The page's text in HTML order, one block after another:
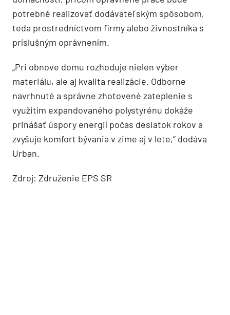
potrebné realizovať dodávateľským spôsobom,
teda prostredníctvom firmy alebo živnostníka s
príslušným oprávnením.
„Pri obnove domu rozhoduje nielen výber
materiálu, ale aj kvalita realizácie. Odborne
navrhnuté a správne zhotovené zateplenie s
využitím expandovaného polystyrénu dokáže
prinášať úspory energií počas desiatok rokov a
zvyšuje komfort bývania v zime aj v lete,“ dodáva
Urban.
Zdroj: Združenie EPS SR